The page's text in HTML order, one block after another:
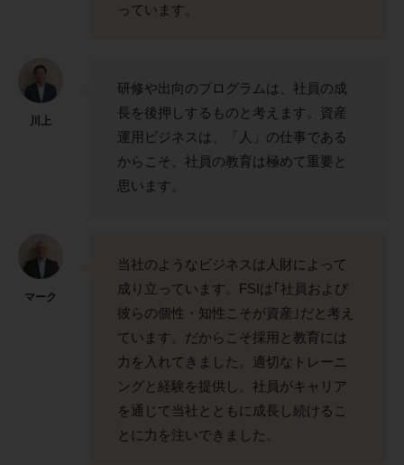
っています。
川上
研修や出向のプログラムは、社員の成
長を後押しするものと考えます。資産
運用ビジネスは、「人」の仕事である
からこそ、社員の教育は極めて重要と
思います。
マーク
当社のようなビジネスは人財によって
成り立っています。FSIは｢社員および
彼らの個性・知性こそが資産｣だと考え
ています。だからこそ採用と教育には
力を入れてきました。適切なトレーニ
ングと経験を提供し、社員がキャリア
を通じて当社とともに成長し続けるこ
とに力を注いできました。